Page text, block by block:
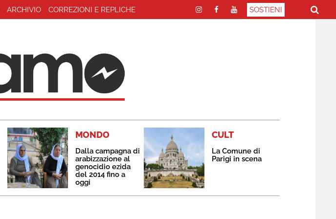
ARCHIVIO CORREZIONI E REPLICHE SOSTIENI
MONDO
Dalla campagna di
arabizzazione al
genocidio ezida
del 2014 fino a
oggi
CULT
La Comune di
Parigi in scena